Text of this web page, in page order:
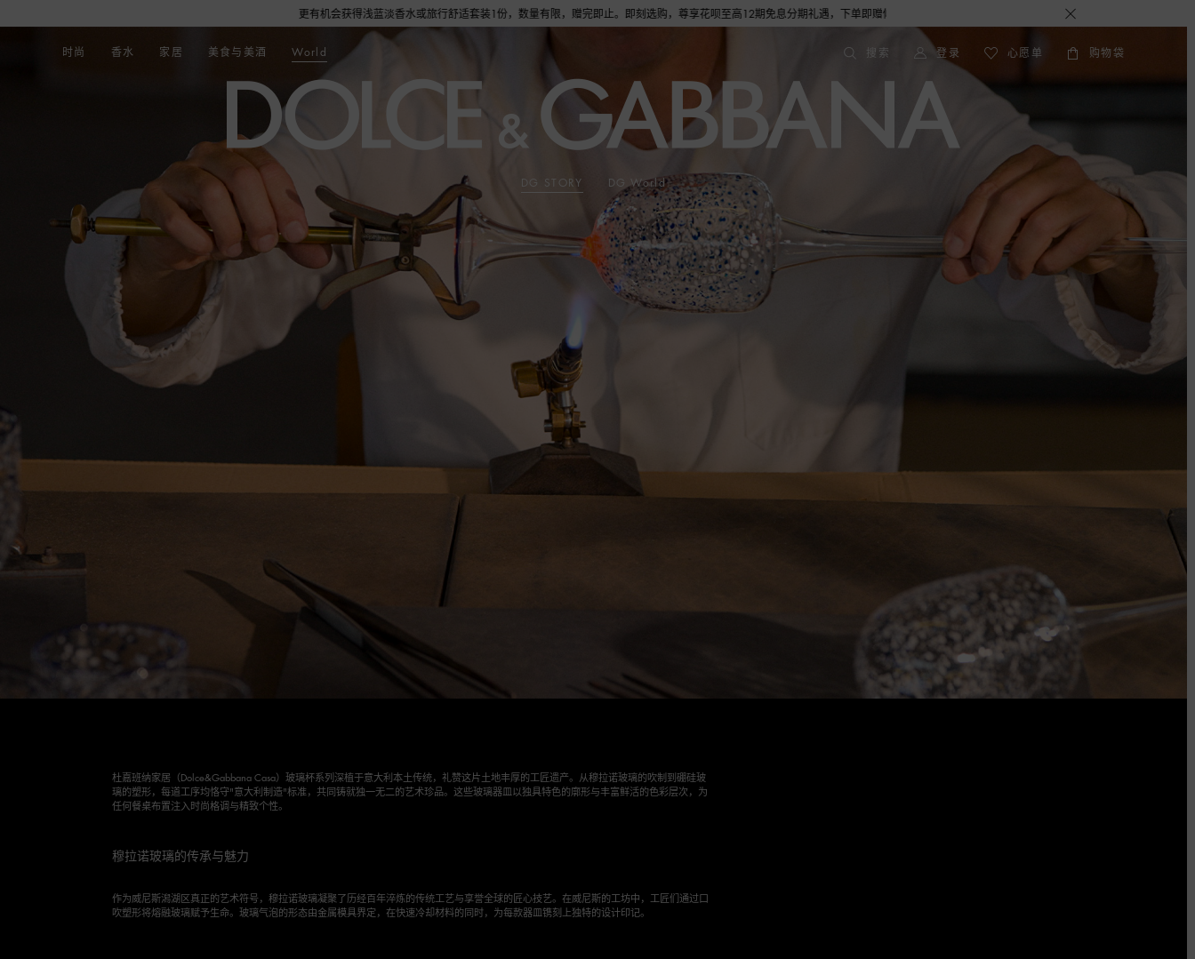
更有机会获得浅蓝淡香水或旅行舒适套装1份，数量有限，赠完即止。即刻选购，尊享花呗至高12期免息分期礼遇，下单即赠倾心之约女士香水随行装1.5ML，DOLCE&GABBANA 期待与您的相遇！
时尚 香水 家居 美食与美酒 World 搜索 登录 心愿单 购物袋
DG STORY DG World
杜嘉班纳家居（Dolce&Gabbana Casa）玻璃杯系列深植于意大利本土传统，礼赞这片土地丰厚的工匠遗产。从穆拉诺玻璃的吹制到硼硅玻
璃的塑形，每道工序均恪守"意大利制造"标准，共同铸就独一无二的艺术珍品。这些玻璃器皿以独具特色的廓形与丰富鲜活的色彩层次，为
任何餐桌布置注入时尚格调与精致个性。
穆拉诺玻璃的传承与魅力
作为威尼斯潟湖区真正的艺术符号，穆拉诺玻璃凝聚了历经百年淬炼的传统工艺与享誉全球的匠心技艺。在威尼斯的工坊中，工匠们通过口
吹塑形将熔融玻璃赋予生命。玻璃气泡的形态由金属模具界定，在快速冷却材料的同时，为每款器皿镌刻上独特的设计印记。